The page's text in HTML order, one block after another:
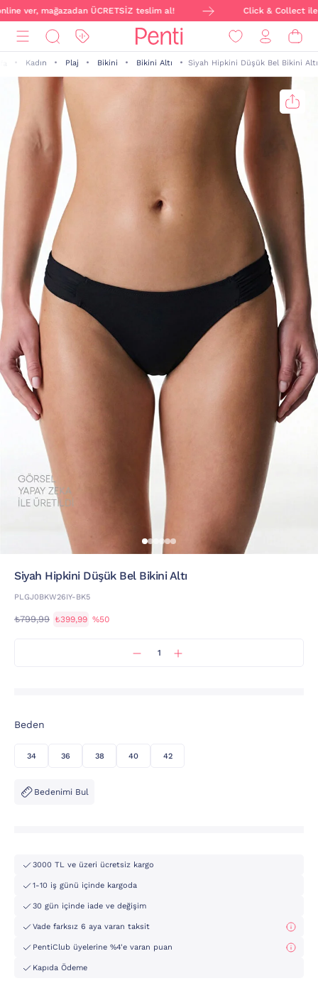
ver, mağazadan ÜCRETSİZ teslim al! Click & Collect ile
Kadın Plaj Bikini Bikini Altı Si̇yah Hipkini Düşük Bel Bikini Altı
Si̇yah Hipkini Düşük Bel Bikini Altı
PLGJ0BKW26IY-BK5
₺799,99 ₺399,99 %50
Beden
34 36 38 40 42
Bedenimi Bul
3000 TL ve üzeri ücretsiz kargo
1-10 iş günü içinde kargoda
30 gün içinde iade ve değişim
Vade farksız 6 aya varan taksit
PentiClub üyelerine %4'e varan puan
Kapıda Ödeme